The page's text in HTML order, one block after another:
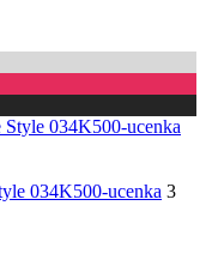
034K500-ucenka 3